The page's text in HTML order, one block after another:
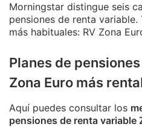
Morningstar distingue seis
pensiones de renta
más habituales: RV Zona
Planes de
Zona Euro más
Aquí puedes consultar los
pensiones de renta variable